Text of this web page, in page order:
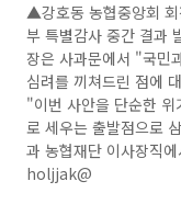
▲강호동 농협중앙회
부 특별감사 중간 결과
장은 사과문에서 "국민
심려를 끼쳐드린 점에
"이번 사안을 단순한
로 세우는 출발점으로
과 농협재단 이사장직
holjjak@